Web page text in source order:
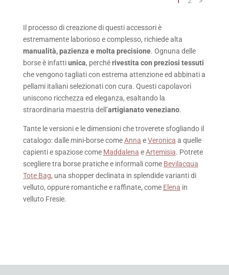
Il processo di creazione di questi accessori è
estremamente laborioso e complesso, richiede alta
manualità, pazienza e molta precisione. Ognuna delle
borse è infattiunica, perchérivestita con preziosi tessuti
che vengono tagliati con estrema attenzione ed abbinati a
pellami italiani selezionati con cura. Questi capolavori
uniscono ricchezza ed eleganza, esaltando la
straordinaria maestria dell’artigianato veneziano.
Tante le versioni e le dimensioni che troverete sfogliando il
catalogo: dalle mini-borse comeAnna eVeronica a quelle
capienti e spaziose come Maddalena eArtemisia. Potrete
scegliere tra borse pratiche e informali come Bevilacqua
Tote Bag, una shopper declinata in splendide varianti di
velluto, oppure romantiche e raffinate, come Elena in
velluto Fresie.